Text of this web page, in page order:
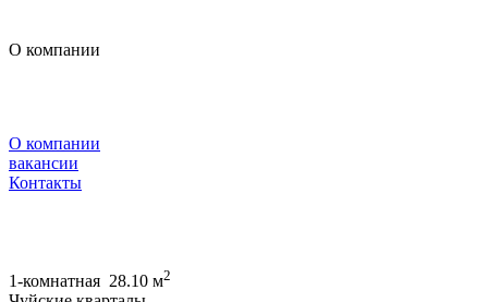
О компании
О компании
вакансии
Контакты
1-комнатная 28.10 м2